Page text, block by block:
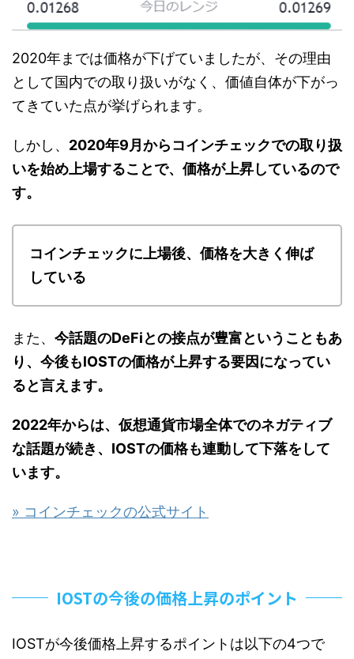
2020年までは価格が下げていましたが、その理由
として国内での取り扱いがなく、価値自体が下がっ
てきていた点が挙げられます。
しかし、 2020年9月からコインチェックでの取り扱
いを始め上場することで、価格が上昇しているので
す。
コインチェックに上場後、価格を大きく伸ば
している
また、 今話題のDeFiとの接点が豊富ということもあ
り、今後もlOSTの価格が上昇する要因になってい
ると言えます。
2022年からは、仮想通貨市場全体でのネガティブ
な話題が続き、IOSTの価格も連動して下落をして
います。
» コインチェックの公式サイト
IOSTの今後の価格上昇のポイント
IOSTが今後価格上昇するポイントは以下の4つで